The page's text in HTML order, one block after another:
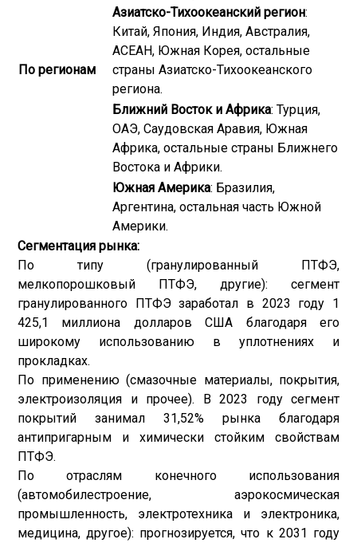
По регионам
Азиатско-Тихоокеанский регион:
Китай, Япония, Индия, Австралия,
АСЕАН, Южная Корея, остальные
страны Азиатско-Тихоокеанского
региона.
Ближний Восток и Африка: Турция,
ОАЭ, Саудовская Аравия, Южная
Африка, остальные страны Ближнего
Востока и Африки.
Южная Америка: Бразилия,
Аргентина, остальная часть Южной
Америки.
Сегментация рынка:
По типу (гранулированный ПТФЭ,
мелкопорошковый ПТФЭ, другие): сегмент
гранулированного ПТФЭ заработал в 2023 году 1
425,1 миллиона долларов США благодаря его
широкому использованию в уплотнениях и
прокладках.
По применению (смазочные материалы, покрытия,
электроизоляция и прочее). В 2023 году сегмент
покрытий занимал 31,52% рынка благодаря
антипригарным и химически стойким свойствам
ПТФЭ.
По отраслям конечного использования
(автомобилестроение, аэрокосмическая
промышленность, электротехника и электроника,
медицина, другое): прогнозируется, что к 2031 году